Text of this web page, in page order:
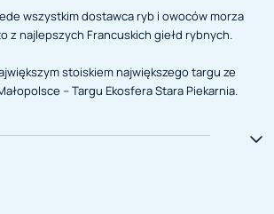
wszystkim dostawca ryb i owoców morza
z najlepszych Francuskich giełd rybnych.
stoiskiem największego targu ze
– Targu Ekosfera Stara Piekarnia.